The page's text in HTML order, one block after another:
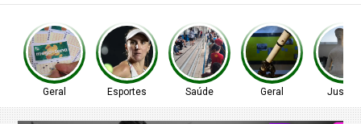
Geral Esportes Saúde Geral Justiça